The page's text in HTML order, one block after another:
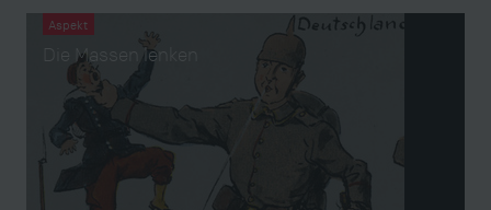
Aspekt
Die Massen lenken